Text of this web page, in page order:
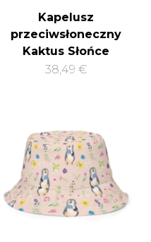
Kapelusz
przeciwsłoneczny
Kaktus Słońce
38,49 €